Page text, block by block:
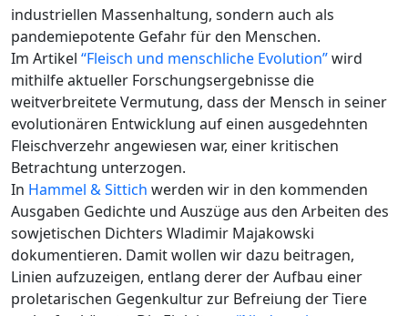
industriellen Massenhaltung, sondern auch als
pandemiepotente Gefahr für den Menschen.
Im Artikel “Fleisch und menschliche Evolution”wird
mithilfe aktueller Forschungsergebnisse die
weitverbreitete Vermutung, dass der Mensch in seiner
evolutionären Entwicklung auf einen ausgedehnten
Fleischverzehr angewiesen war, einer kritischen
Betrachtung unterzogen.
In Hammel & Sittich werden wir in den kommenden
Ausgaben Gedichte und Auszüge aus den Arbeiten des
sowjetischen Dichters Wladimir Majakowski
dokumentieren. Damit wollen wir dazu beitragen,
Linien aufzuzeigen, entlang derer der Aufbau einer
proletarischen Gegenkultur zur Befreiung der Tiere